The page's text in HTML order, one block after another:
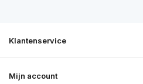
Klantenservice
Mijn account